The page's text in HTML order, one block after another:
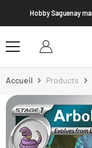
maintenant au 2ème étage
Accueil Products